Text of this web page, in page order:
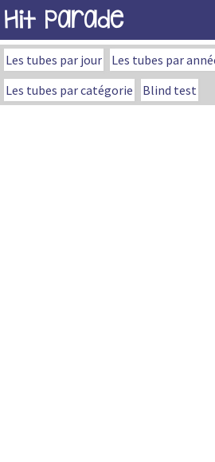
Hit Parade
Les tubes par jour Les tubes par
Les tubes par catégorie
Blind test